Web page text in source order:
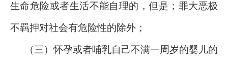
生命危险或者生活不能自理的，但是；罪大恶极
不羁押对社会有危险性的除外；
（三）怀孕或者哺乳自己不满一周岁的婴儿的